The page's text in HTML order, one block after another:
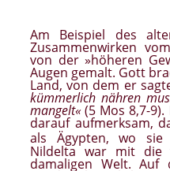
Am Beispiel des
Zusammenwirken
von der »höheren
Augen gemalt. Gott
Land, von dem er
kümmerlich nähren
mangelt« (5 Mos 8,7-
darauf aufmerksam,
als Ägypten, wo
Nildelta war mit die
damaligen Welt. Auf